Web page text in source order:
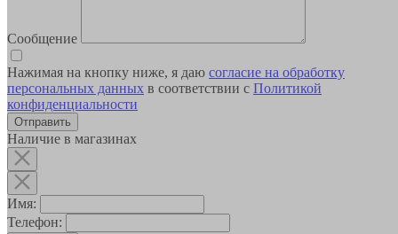
Сообщение
Нажимая на кнопку ниже, я даю согласие на обработку
персональных данных в соответствии с Политикой
конфиденциальности
Наличие в магазинах
Имя:
Телефон: